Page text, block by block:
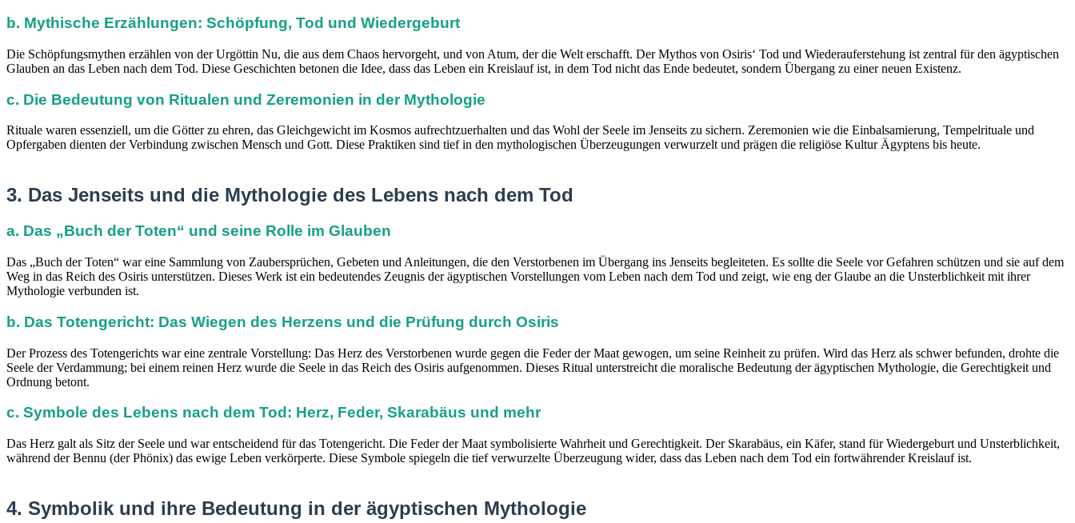
b. Mythische Erzählungen: Schöpfung, Tod und Wiedergeburt
Die Schöpfungsmythen erzählen von der Urgöttin Nu, die aus dem Chaos hervorgeht, und von Atum, der die Welt erschafft. Der Mythos von Osiris‘ Tod und Wiederauferstehung ist zentral für den ägyptischen
Glauben an das Leben nach dem Tod. Diese Geschichten betonen die Idee, dass das Leben ein Kreislauf ist, in dem Tod nicht das Ende bedeutet, sondern Übergang zu einer neuen Existenz.
c. Die Bedeutung von Ritualen und Zeremonien in der Mythologie
Rituale waren essenziell, um die Götter zu ehren, das Gleichgewicht im Kosmos aufrechtzuerhalten und das Wohl der Seele im Jenseits zu sichern. Zeremonien wie die Einbalsamierung, Tempelrituale und
Opfergaben dienten der Verbindung zwischen Mensch und Gott. Diese Praktiken sind tief in den mythologischen Überzeugungen verwurzelt und prägen die religiöse Kultur Ägyptens bis heute.
3. Das Jenseits und die Mythologie des Lebens nach dem Tod
a. Das „Buch der Toten“ und seine Rolle im Glauben
Das „Buch der Toten“ war eine Sammlung von Zaubersprüchen, Gebeten und Anleitungen, die den Verstorbenen im Übergang ins Jenseits begleiteten. Es sollte die Seele vor Gefahren schützen und sie auf dem
Weg in das Reich des Osiris unterstützen. Dieses Werk ist ein bedeutendes Zeugnis der ägyptischen Vorstellungen vom Leben nach dem Tod und zeigt, wie eng der Glaube an die Unsterblichkeit mit ihrer
Mythologie verbunden ist.
b. Das Totengericht: Das Wiegen des Herzens und die Prüfung durch Osiris
Der Prozess des Totengerichts war eine zentrale Vorstellung: Das Herz des Verstorbenen wurde gegen die Feder der Maat gewogen, um seine Reinheit zu prüfen. Wird das Herz als schwer befunden, drohte die
Seele der Verdammung; bei einem reinen Herz wurde die Seele in das Reich des Osiris aufgenommen. Dieses Ritual unterstreicht die moralische Bedeutung der ägyptischen Mythologie, die Gerechtigkeit und
Ordnung betont.
c. Symbole des Lebens nach dem Tod: Herz, Feder, Skarabäus und mehr
Das Herz galt als Sitz der Seele und war entscheidend für das Totengericht. Die Feder der Maat symbolisierte Wahrheit und Gerechtigkeit. Der Skarabäus, ein Käfer, stand für Wiedergeburt und Unsterblichkeit,
während der Bennu (der Phönix) das ewige Leben verkörperte. Diese Symbole spiegeln die tief verwurzelte Überzeugung wider, dass das Leben nach dem Tod ein fortwährender Kreislauf ist.
4. Symbolik und ihre Bedeutung in der ägyptischen Mythologie